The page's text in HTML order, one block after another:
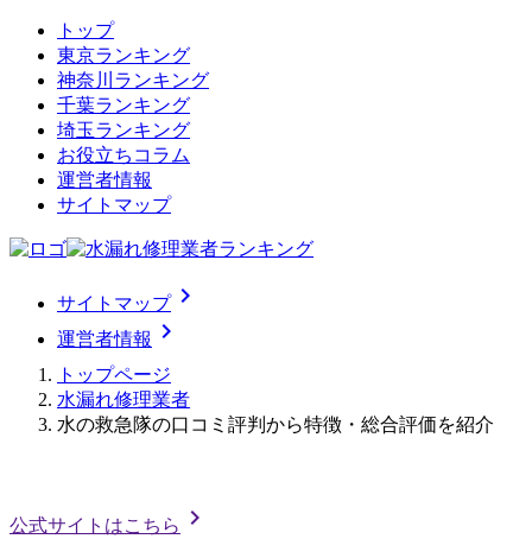
トップ
東京ランキング
神奈川ランキング
千葉ランキング
埼玉ランキング
お役立ちコラム
運営者情報
サイトマップ
サイトマップchevron_right
運営者情報 chevron_right
トップページ
水漏れ修理業者
水の救急隊の口コミ評判から特徴・総合評価を紹介
公式サイトはこちら chevron_right